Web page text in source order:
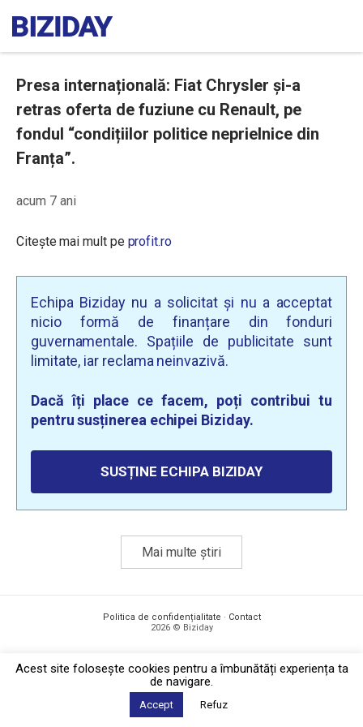
Presa internațională: Fiat Chrysler și-a
retras oferta de fuziune cu Renault, pe
fondul “condițiilor politice neprielnice din
Franța”.
acum 7 ani
Citește mai mult pe profit.ro
Echipa Biziday nu a solicitat și nu a acceptat
nicio formă de finanțare din fonduri
guvernamentale. Spațiile de publicitate sunt
limitate, iar reclama neinvazivă.
Dacă îți place ce facem, poți contribui tu
pentru susținerea echipei Biziday.
SUSȚINE ECHIPA BIZIDAY
Mai multe știri
Politica de confidențialitate · Contact
2026 © Biziday
Acest site foloseşte cookies pentru a îmbunătăți experiența ta
de navigare.
Accept Refuz